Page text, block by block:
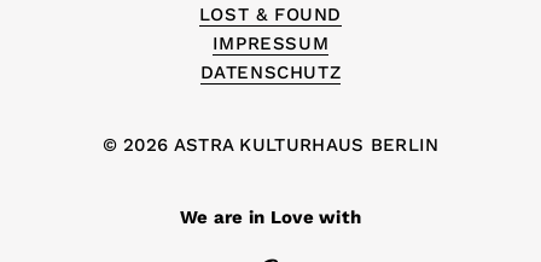
LOST & FOUND
IMPRESSUM
DATENSCHUTZ
© 2026 ASTRA KULTURHAUS BERLIN
We are in Love with